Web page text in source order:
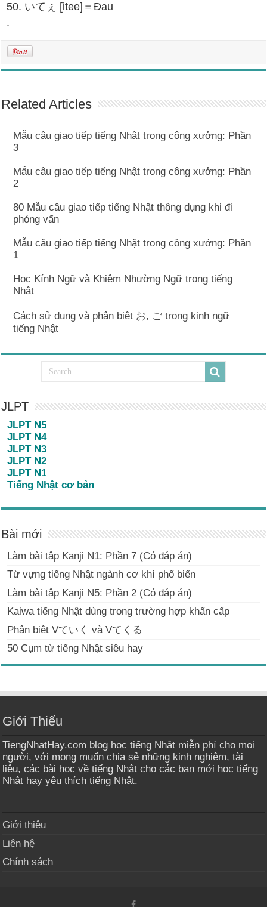
50. いてぇ [itee]＝Đau
.
Related Articles
Mẫu câu giao tiếp tiếng Nhật trong công xưởng: Phần
3
Mẫu câu giao tiếp tiếng Nhật trong công xưởng: Phần
2
80 Mẫu câu giao tiếp tiếng Nhật thông dụng khi đi
phỏng vấn
Mẫu câu giao tiếp tiếng Nhật trong công xưởng: Phần
1
Học Kính Ngữ và Khiêm Nhường Ngữ trong tiếng
Nhật
Cách sử dụng và phân biệt お, ご trong kinh ngữ
tiếng Nhật
JLPT
JLPT N5
JLPT N4
JLPT N3
JLPT N2
JLPT N1
Tiếng Nhật cơ bản
Bài mới
Làm bài tập Kanji N1: Phần 7 (Có đáp án)
Từ vựng tiếng Nhật ngành cơ khí phổ biến
Làm bài tập Kanji N5: Phần 2 (Có đáp án)
Kaiwa tiếng Nhật dùng trong trường hợp khẩn cấp
Phân biệt Vていく và Vてくる
50 Cụm từ tiếng Nhật siêu hay
Giới Thiểu
TiengNhatHay.com blog học tiếng Nhật miễn phí cho mọi
người, với mong muốn chia sẻ những kinh nghiệm, tài
liệu, các bài học về tiếng Nhật cho các bạn mới học tiếng
Nhật hay yêu thích tiếng Nhật.
Giới thiệu
Liên hệ
Chính sách